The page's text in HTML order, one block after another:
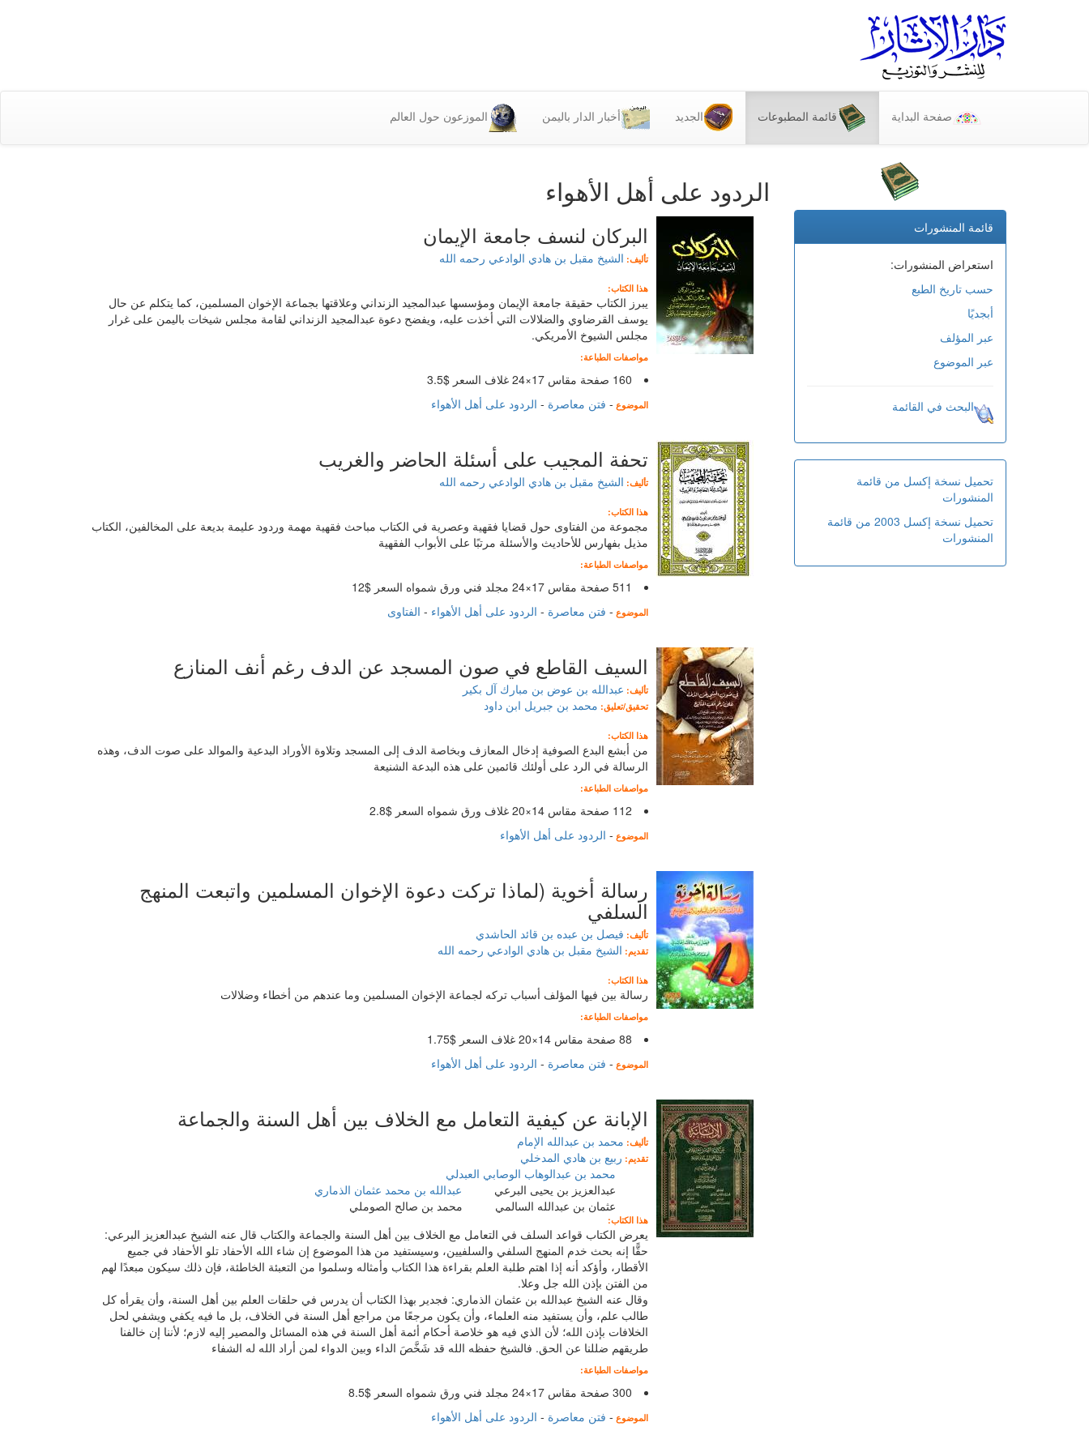
صفحة البداية قائمة المطبوعات الجديد أخبار الدار باليمن الموزعون حول العالم
قائمة المنشورات
استعراض المنشورات:
حسب تاريخ الطبع
أبجديًا
عبر المؤلف
عبر الموضوع
البحث في القائمة
تحميل نسخة إكسل من قائمة
المنشورات
تحميل نسخة إكسل 2003 من قائمة
المنشورات
الردود على أهل الأهواء
البركان لنسف جامعة الإيمان
تأليف: الشيخ مقبل بن هادي الوادعي رحمه الله
هذا الكتاب:
يبرز الكتاب حقيقة جامعة الإيمان ومؤسسها عبدالمجيد الزنداني وعلاقتها بجماعة الإخوان المسلمين، كما يتكلم عن حال
يوسف القرضاوي والضلالات التي أخذت عليه، ويفضح دعوة عبدالمجيد الزنداني لقامة مجلس شيخات باليمن على غرار
مجلس الشيوخ الأمريكي.
مواصفات الطباعة:
160 صفحة مقاس 17×24 غلاف السعر $3.5
الموضوع - فتن معاصرة - الردود على أهل الأهواء
تحفة المجيب على أسئلة الحاضر والغريب
تأليف: الشيخ مقبل بن هادي الوادعي رحمه الله
هذا الكتاب:
مجموعة من الفتاوى حول قضايا فقهية وعصرية في الكتاب مباحث فقهية مهمة وردود عليمة بديعة على المخالفين، الكتاب
مذيل بفهارس للأحاديث والأسئلة مرتبًا على الأبواب الفقهية
مواصفات الطباعة:
511 صفحة مقاس 17×24 مجلد فني ورق شمواه السعر $12
الموضوع - فتن معاصرة - الردود على أهل الأهواء - الفتاوى
السيف القاطع في صون المسجد عن الدف رغم أنف المنازع
تأليف: عبدالله بن عوض بن مبارك آل بكير
تحقيق/تعليق: محمد بن جبريل ابن داود
هذا الكتاب:
من أبشع البدع الصوفية إدخال المعازف وبخاصة الدف إلى المسجد وتلاوة الأوراد البدعية والموالد على صوت الدف، وهذه
الرسالة في الرد على أولئك قائمين على هذه البدعة الشنيعة
مواصفات الطباعة:
112 صفحة مقاس 14×20 غلاف ورق شمواه السعر $2.8
الموضوع - الردود على أهل الأهواء
رسالة أخوية (لماذا تركت دعوة الإخوان المسلمين واتبعت المنهج
السلفي
تأليف: فيصل بن عبده بن قائد الحاشدي
تقديم: الشيخ مقبل بن هادي الوادعي رحمه الله
هذا الكتاب:
رسالة بين فيها المؤلف أسباب تركه لجماعة الإخوان المسلمين وما عندهم من أخطاء وضلالات
مواصفات الطباعة:
88 صفحة مقاس 14×20 غلاف السعر $1.75
الموضوع - فتن معاصرة - الردود على أهل الأهواء
الإبانة عن كيفية التعامل مع الخلاف بين أهل السنة والجماعة
تأليف: محمد بن عبدالله الإمام
تقديم: ربيع بن هادي المدخلي
محمد بن عبدالوهاب الوصابي العبدلي
عبدالعزيز بن يحيى البرعي عبدالله بن محمد عثمان الذماري
عثمان بن عبدالله السالمي محمد بن صالح الصوملي
هذا الكتاب:
يعرض الكتاب قواعد السلف في التعامل مع الخلاف بين أهل السنة والجماعة والكتاب قال عنه الشيخ عبدالعزيز البرعي:
حقًّا إنه بحث خدم المنهج السلفي والسلفيين، وسيستفيد من هذا الموضوع إن شاء الله الأحفاد تلو الأحفاد في جميع
الأقطار، وأؤكد أنه إذا اهتم طلبة العلم بقراءة هذا الكتاب وأمثاله وسلموا من التعبئة الخاطئة، فإن ذلك سيكون مبعدًا لهم
من الفتن بإذن الله جل وعلا.
وقال عنه الشيخ عبدالله بن عثمان الذماري: فجدير بهذا الكتاب أن يدرس في حلقات العلم بين أهل السنة، وأن يقرأه كل
طالب علم، وأن يستفيد منه العلماء، وأن يكون مرجعًا من مراجع أهل السنة في الخلاف، بل ما فيه يكفي ويشفي لحل
الخلافات بإذن الله؛ لأن الذي فيه هو خلاصة أحكام أئمة أهل السنة في هذه المسائل والمصير إليه لازم؛ لأننا إن خالفنا
طريقهم ضللنا عن الحق. فالشيخ حفظه الله قد شَخَّصَ الداء وبين الدواء لمن أراد الله له الشفاء
مواصفات الطباعة:
300 صفحة مقاس 17×24 مجلد فني ورق شمواه السعر $8.5
الموضوع - فتن معاصرة - الردود على أهل الأهواء